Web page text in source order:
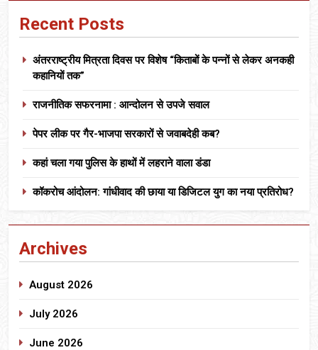
Recent Posts
अंतरराष्ट्रीय मित्रता दिवस पर विशेष “किताबों के पन्नों से लेकर अनकही
कहानियों तक”
राजनीतिक सफरनामा : आन्दोलन से उपजे सवाल
पेपर लीक पर गैर-भाजपा सरकारों से जवाबदेही कब?
कहां चला गया पुलिस के हाथों में लहराने वाला डंडा
कॉकरोच आंदोलन: गांधीवाद की छाया या डिजिटल युग का नया प्रतिरोध?
Archives
August 2026
July 2026
June 2026